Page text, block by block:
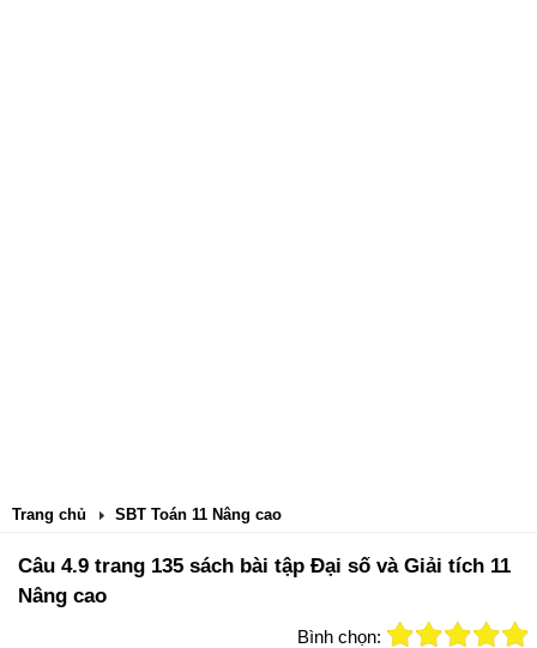
Trang chủ SBT Toán 11 Nâng cao
Câu 4.9 trang 135 sách bài tập Đại số và Giải tích 11
Nâng cao
Bình chọn: